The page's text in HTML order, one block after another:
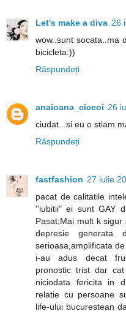
Let's make a diva 26
wow..sunt socata..ma
bicicleta:))
Răspundeți
anaioana_ciceoi 26
ciudat...si eu o stiam
Răspundeți
fastfashion 27 iulie
pacat de calitatile
''iubitii" ei sunt GAY
Pasat;Mai mult k
depresie generata
serioasa,amplificata
i-au adus decat
pronostic trist dar
niciodata fericita in
relatie cu persoane
life-ului bucurestean